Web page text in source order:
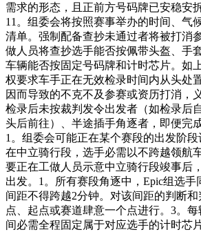
需求的形态，且正前方号码牌已安稳安
11。组委会将按照赛事举办的时间、气
清单。强制配备查抄未通过者将被打消
做人员将查抄选手能否按佩带头盔、手
车辆能否按固定号码牌和计时芯片。如
权要求车手正在无效检录时间内从头处
因而导致的不克不及参赛或资历打消，
检录后未按裁判发令出发者（如检录后
头后前往）、半途插手角逐者，即便完
1。组委会可能正在某个赛段的出发阶
在中立骑行段，选手必需以不跨越领航
要正在工做人员示意中立骑行段竣事后
出发。1。所有赛段角逐中，Epic组选手
间距不得跨越2分钟。对该间距的判断
点、起点或赛道肆意一个点进行。3。
间必需全程固定属于对应选手的计时芯